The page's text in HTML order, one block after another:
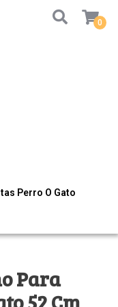
0
Perro O Gato
Para